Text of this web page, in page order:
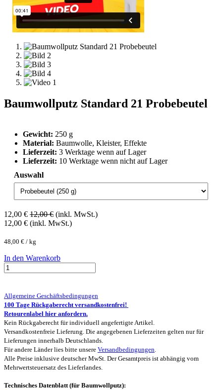
Baumwollputz Standard 21 Probebeutel
Gewicht: 250 g
Material: Baumwolle, Kleister, Effekte
Lieferzeit: 3 Werktage wenn auf Lager
Lieferzeit: 10 Werktage wenn nicht auf Lager
Auswahl
12,00 € 12,00€ (inkl. MwSt.)
12,00 € (inkl. MwSt.)
48,00 € / kg
In den Warenkorb
Allgemeine Geschäftsbedingungen
100 Tage Rückgaberecht versandkostenfrei!
Retourenlabel hier anfordern.
Kein Rückgaberecht für individuell angefertigte Artikel.
Versandkostenfreie Lieferung. Die angegebenen Lieferzeiten gelten nur für
Lieferungen innerhalb Deutschlands.
Für andere Länder lies bitte unsere Versandbedingungen.
Alle Preise inklusive deutscher MwSt. Der Gesamtpreis ist abhängig vom
Mehrwertsteuersatz des Lieferlandes.
Technisches Datenblatt (für Baumwollputz):